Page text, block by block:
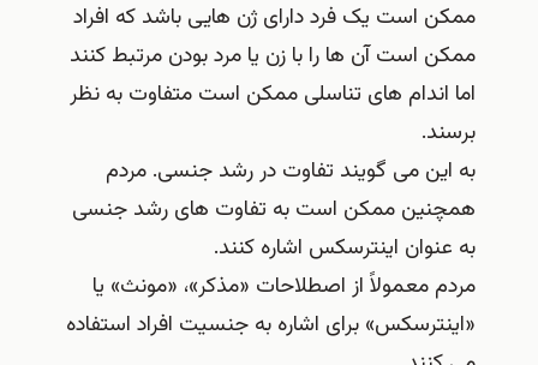
ممکن است یک فرد دارای ژن هایی باشد که افراد
ممکن است آن ها را با زن یا مرد بودن مرتبط کنند
اما اندام های تناسلی ممکن است متفاوت به نظر
برسند.
به این می گویند تفاوت در رشد جنسی. مردم
همچنین ممکن است به تفاوت های رشد جنسی
به عنوان اینترسکس اشاره کنند.
مردم معمولاً از اصطلاحات «مذکر»، «مونث» یا
«اینترسکس» برای اشاره به جنسیت افراد استفاده